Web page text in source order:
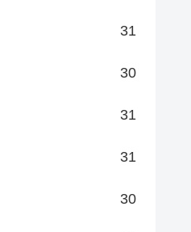
31
30
31
31
30